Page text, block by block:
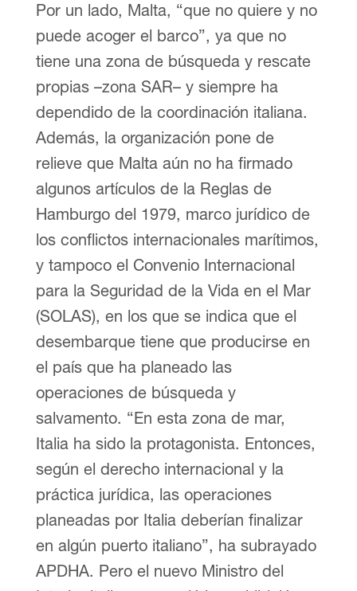
Por un lado, Malta, “que no quiere y no
puede acoger el barco”, ya que no
tiene una zona de búsqueda y rescate
propias –zona SAR– y siempre ha
dependido de la coordinación italiana.
Además, la organización pone de
relieve que Malta aún no ha firmado
algunos artículos de la Reglas de
Hamburgo del 1979, marco jurídico de
los conflictos internacionales marítimos,
y tampoco el Convenio Internacional
para la Seguridad de la Vida en el Mar
(SOLAS), en los que se indica que el
desembarque tiene que producirse en
el país que ha planeado las
operaciones de búsqueda y
salvamento. “En esta zona de mar,
Italia ha sido la protagonista. Entonces,
según el derecho internacional y la
práctica jurídica, las operaciones
planeadas por Italia deberían finalizar
en algún puerto italiano”, ha subrayado
APDHA. Pero el nuevo Ministro del